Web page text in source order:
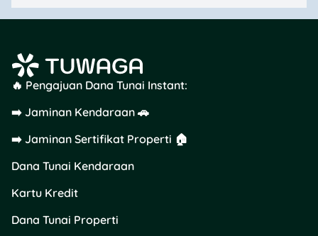
🔥 Pengajuan Dana Tunai Instant:
➡️ Jaminan Kendaraan 🚗
➡️ Jaminan Sertifikat Properti 🏠
Dana Tunai Kendaraan
Kartu Kredit
Dana Tunai Properti